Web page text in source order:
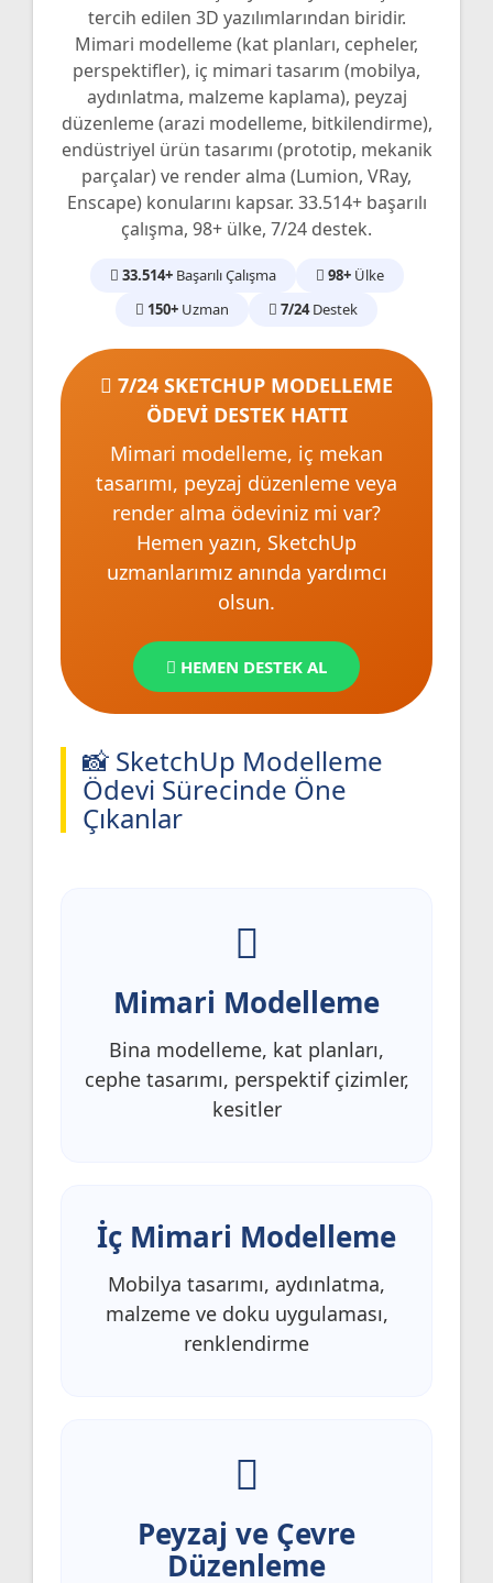
tercih edilen 3D yazılımlarından biridir.
Mimari modelleme (kat planları, cepheler,
perspektifler), iç mimari tasarım (mobilya,
aydınlatma, malzeme kaplama), peyzaj
düzenleme (arazi modelleme, bitkilendirme),
endüstriyel ürün tasarımı (prototip, mekanik
parçalar) ve render alma (Lumion, VRay,
Enscape) konularını kapsar. 33.514+ başarılı
çalışma, 98+ ülke, 7/24 destek.
33.514+Başarılı Çalışma 98+Ülke
150+ Uzman 7/24Destek
7/24 SKETCHUP MODELLEME
ÖDEVİ DESTEK HATTI
Mimari modelleme, iç mekan
tasarımı, peyzaj düzenleme veya
render alma ödeviniz mi var?
Hemen yazın, SketchUp
uzmanlarımız anında yardımcı
olsun.
HEMEN DESTEK AL
📸 SketchUp Modelleme
Ödevi Sürecinde Öne
Çıkanlar
Mimari Modelleme
Bina modelleme, kat planları,
cephe tasarımı, perspektif çizimler,
kesitler
İç Mimari Modelleme
Mobilya tasarımı, aydınlatma,
malzeme ve doku uygulaması,
renklendirme
Peyzaj ve Çevre
Düzenleme